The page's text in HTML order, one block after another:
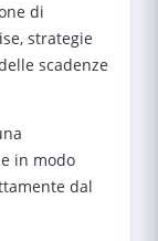
di
strategie
scadenze
in modo
dal